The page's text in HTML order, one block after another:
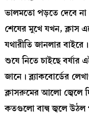
ভালমতো পড়তে দেবে
শেষের মুখে যখন, ক্লাস
যথারীতি জানলার
শুষে নিতে চাইছে
জানে। ব্ল্যাকবোর্ডের
ক্লাসরুমের আলো জ্বেলে
কতগুলো বাল্ব জ্বলে